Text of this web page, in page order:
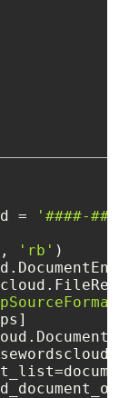
=
'####-
, 'rb' )